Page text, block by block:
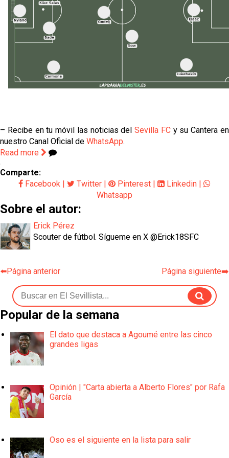
– Recibe en tu móvil las noticias delSevilla FCy su Cantera en
nuestro Canal Oficial de WhatsApp.
Read more
Comparte:
Facebook
Twitter Pinterest Linkedin
Whatsapp
Sobre el autor:
Erick Pérez
Scouter de fútbol. Sígueme en X @Erick18SFC
⬅️Página anterior Página siguiente➡️
Popular de la semana
El dato que destaca a Agoumé entre las cinco
grandes ligas
Opinión | "Carta abierta a Alberto Flores" por Rafa
García
Oso es el siguiente en la lista para salir